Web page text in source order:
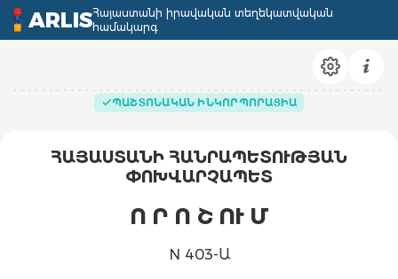
ARLISՀայաստանի իրավական տեղեկատվական
համակարգ
ՊԱՇՏՈՆԱԿԱՆ ԻՆԿՈՐՊՈՐԱՑԻԱ
ՀԱՅԱՍՏԱՆԻ ՀԱՆՐԱՊԵՏՈՒԹՅԱՆ
ՓՈԽՎԱՐՉԱՊԵՏ
Ո Ր Ո Շ ՈՒ Մ
N 403-Ա